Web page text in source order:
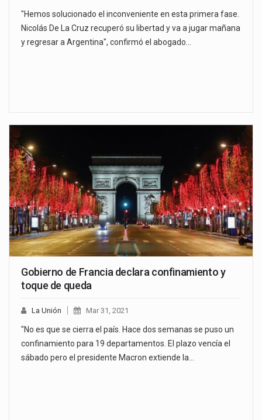
"Hemos solucionado el inconveniente en esta primera fase.
Nicolás De La Cruz recuperó su libertad y va a jugar mañana
y regresar a Argentina", confirmó el abogado…
Gobierno de Francia declara confinamiento y
toque de queda
La Unión Mar 31, 2021
"No es que se cierra el país. Hace dos semanas se puso un
confinamiento para 19 departamentos. El plazo vencía el
sábado pero el presidente Macron extiende la…